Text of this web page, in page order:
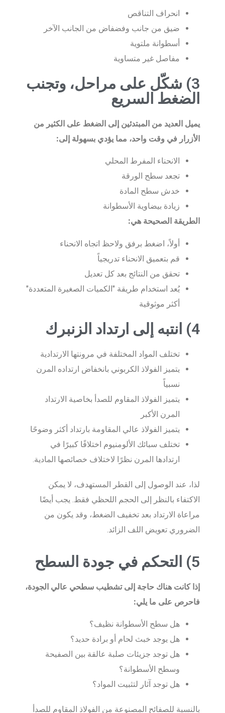
انحراف التناقص
ضيق من جانب وفضفاض من الجانب الآخر
أسطوانة ملتوية
مفاصل غير متساوية
3) شكّل على مراحل، وتجنب
الضغط السريع
يميل العديد من المبتدئين إلى الضغط على الكثير من
الأزرار في وقت واحد، مما يؤدي بسهولة إلى:
الانحناء المفرط المحلي
تجعد سطح الورقة
خدش سطح المادة
زيادة بيضاوية الأسطوانة
الطريقة الصحيحة هي:
أولاً، اضغط برفق ولاحظ اتجاه الانحناء
قم بتعميق الانحناء تدريجياً
تحقق من النتائج بعد كل تعديل
يُعد استخدام طريقة "الكميات الصغيرة المتعددة"
أكثر موثوقية
4) انتبه إلى ارتداد الزنبرك
تختلف المواد المختلفة في مرونتها الارتدادية
يتميز الفولاذ الكربوني بانخفاض ارتداده المرن
نسبياً
يتميز الفولاذ المقاوم للصدأ بخاصية الارتداد
المرن الأكبر
يتميز الفولاذ عالي المقاومة بارتداد أكثر وضوحًا
تختلف سبائك الألومنيوم اختلافًا كبيرًا في
ارتدادها المرن نظرًا لاختلاف خصائصها المادية.
لذا، عند الوصول إلى القطر المستهدف، لا يمكن
الاكتفاء بالنظر إلى الحجم اللحظي فقط. يجب أيضًا
مراعاة الارتداد بعد تخفيف الضغط، وقد يكون من
الضروري تعويض اللف الزائد.
5) التحكم في جودة السطح
إذا كانت هناك حاجة إلى تشطيب سطحي عالي الجودة،
فاحرص على ما يلي:
هل سطح الأسطوانة نظيف؟
هل يوجد خبث لحام أو برادة حديد؟
هل توجد جزيئات صلبة عالقة بين الصفيحة
وسطح الأسطوانة؟
هل توجد آثار لتثبيت المواد؟
بالنسبة للصفائح المصنوعة من الفولاذ المقاوم للصدأ